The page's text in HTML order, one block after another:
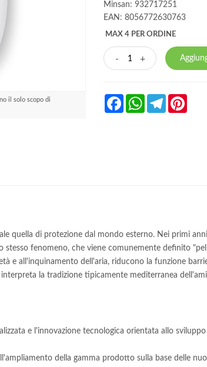
il solo scopo di
Minsan: 932717251
EAN: 8056772630763
MAX 4 PER ORDINE
- +
FacebookWhatsAppTelegram
quella di protezione dal mondo esterno. Nei primi
stesso fenomeno, che viene comunemente definito
e all'inquinamento dell'aria, riducono la funzione
la tradizione tipicamente mediterranea
e l'innovazione tecnologica orientata allo
della gamma prodotto sulla base delle